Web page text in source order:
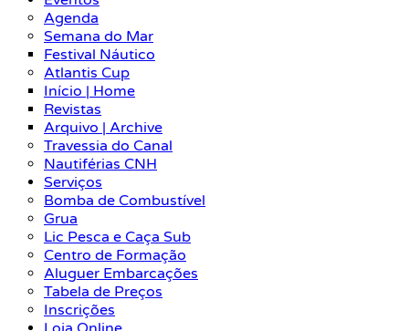
Agenda
Semana do Mar
Festival Náutico
Atlantis Cup
Início | Home
Revistas
Arquivo | Archive
Travessia do Canal
Nautiférias CNH
Serviços
Bomba de Combustível
Grua
Lic Pesca e Caça Sub
Centro de Formação
Aluguer Embarcações
Tabela de Preços
Inscrições